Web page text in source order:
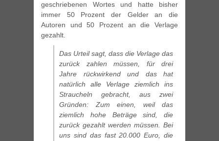
geschriebenen Wortes und hatte bisher
immer 50 Prozent der Gelder an die
Autoren und 50 Prozent an die Verlage
gezahlt.
Das Urteil sagt, dass die Verlage das
zurück zahlen müssen, für drei
Jahre rückwirkend und das hat
natürlich alle Verlage ziemlich ins
Straucheln gebracht, aus zwei
Gründen: Zum einen, weil das
ziemlich hohe Beträge sind, die
zurück gezahlt werden müssen. Bei
uns sind das fast 20.000 Euro, die